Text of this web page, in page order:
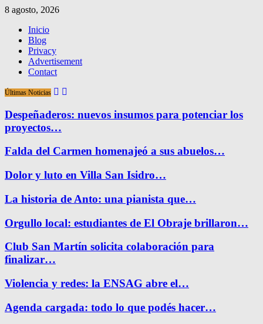
8 agosto, 2026
Inicio
Blog
Privacy
Advertisement
Contact
Últimas Noticias
Despeñaderos: nuevos insumos para potenciar los
proyectos…
Falda del Carmen homenajeó a sus abuelos…
Dolor y luto en Villa San Isidro…
La historia de Anto: una pianista que…
Orgullo local: estudiantes de El Obraje brillaron…
Club San Martín solicita colaboración para
finalizar…
Violencia y redes: la ENSAG abre el…
Agenda cargada: todo lo que podés hacer…